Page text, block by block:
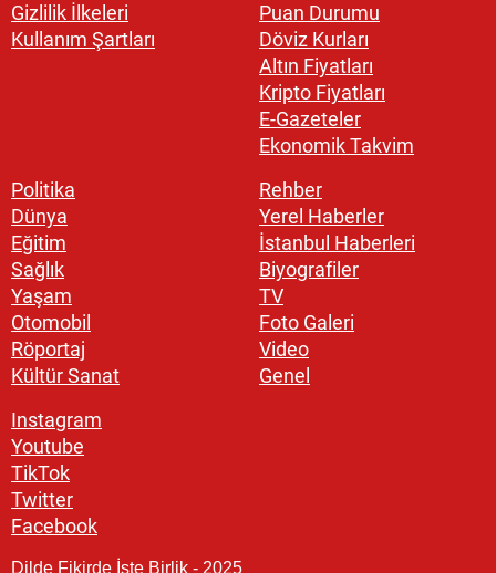
Gizlilik İlkeleri
Kullanım Şartları
Puan Durumu
Döviz Kurları
Altın Fiyatları
Kripto Fiyatları
E-Gazeteler
Ekonomik Takvim
Politika
Dünya
Eğitim
Sağlık
Yaşam
Otomobil
Röportaj
Kültür Sanat
Rehber
Yerel Haberler
İstanbul Haberleri
Biyografiler
TV
Foto Galeri
Video
Genel
Instagram
Youtube
TikTok
Twitter
Facebook
Dilde Fikirde İşte Birlik - 2025